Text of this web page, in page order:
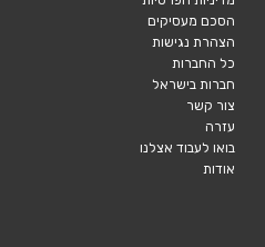
הסכם מעסיקים
הצהרת נגישות
כל החברות
חברות בישראל
צור קשר
עזרה
בואו לעבוד אצלנו
אודות